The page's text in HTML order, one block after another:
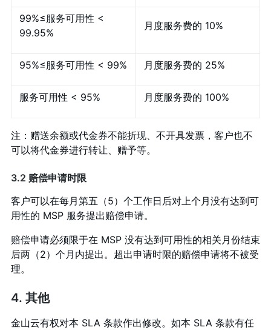
99%≤服务可用性 <
99.95%
月度服务费的 10%
95%≤服务可用性 < 99% 月度服务费的 25%
服务可用性 < 95% 月度服务费的 100%
注：赠送余额或代金券不能折现、不开具发票，客户也不
可以将代金券进行转让、赠予等。
3.2 赔偿申请时限
客户可以在每月第五（5）个工作日后对上个月没有达到可
用性的 MSP 服务提出赔偿申请。
赔偿申请必须限于在 MSP 没有达到可用性的相关月份结束
后两（2）个月内提出。超出申请时限的赔偿申请将不被受
理。
4. 其他
金山云有权对本 SLA 条款作出修改。如本 SLA 条款有任